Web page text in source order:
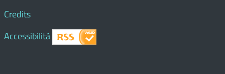
Credits
Accessibilità